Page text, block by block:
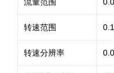
转速范围
转速分辨率